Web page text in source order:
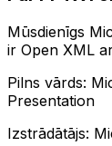
Mūsdienīgs
ir Open XML
Pilns vārds:
Presentation
Izstrādātājs: